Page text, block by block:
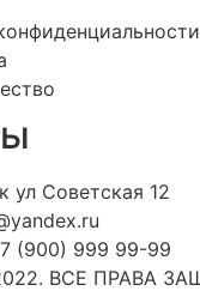
ул Советская 12
(900) 999 99-99
2022. ВСЕ ПРАВА